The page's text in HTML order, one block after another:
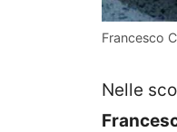
Francesco
Nelle